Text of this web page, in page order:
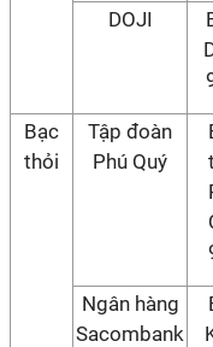
DOJI
Bạc
thỏi
Tập đoàn
Phú Quý
Ngân hàng
Sacombank